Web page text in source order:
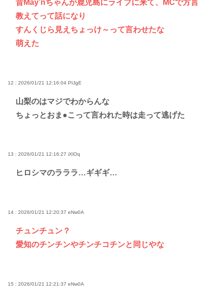
昔May’nちゃんが鹿児島にライブに来て、MCで方言
教えてって話になり
すんくじら見えちょっけ～って言わせたな
萌えた
12 : 2026/01/21 12:16:04 PIJgE
山梨のはマジでわからんな
ちょっとおま●こって言われた時は走って逃げた
13 : 2026/01/21 12:16:27 iXlOq
ヒロシマのラララ…ギギギ…
14 : 2026/01/21 12:20:37 eNw0A
チュンチュン？
愛知のチンチンやチンチコチンと同じやな
15 : 2026/01/21 12:21:37 eNw0A